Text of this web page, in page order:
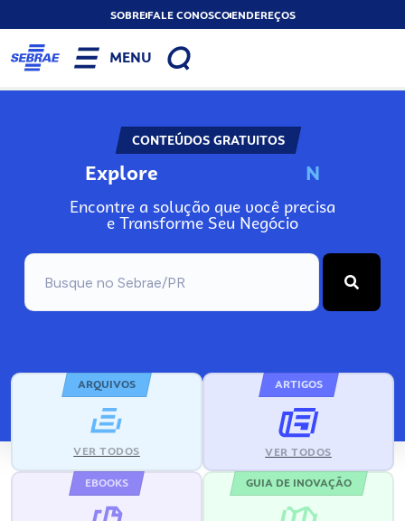
SOBREFALE CONOSCOENDEREÇOS
MENU
CONTEÚDOS GRATUITOS
Explore N
Encontre a solução que você precisa
e Transforme Seu Negócio
ARQUIVOS
VER TODOS
ARTIGOS
VER TODOS
EBOOKS GUIA DE INOVAÇÃO